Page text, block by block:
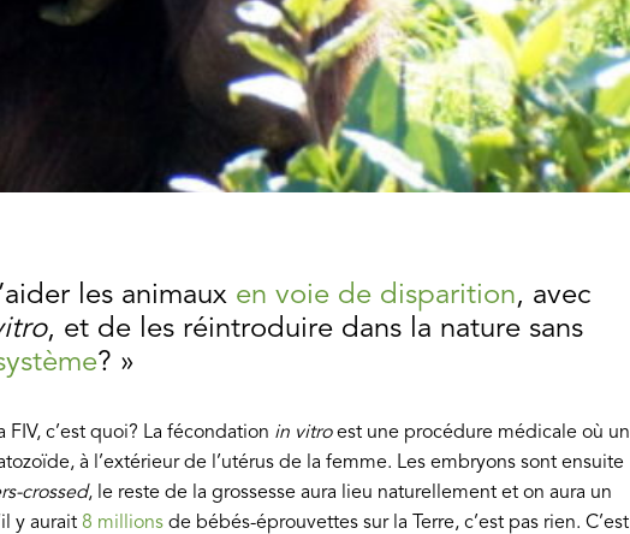
les animaux en voie de disparition, avec
, et de les réintroduire dans la nature sans
? »
c’est quoi? La fécondation in vitroest une procédure médicale où un
à l’extérieur de l’utérus de la femme. Les embryons sont ensuite
crossed, le reste de la grossesse aura lieu naturellement et on aura un
y aurait 8 millions de bébés-éprouvettes sur la Terre, c’est pas rien. C’est